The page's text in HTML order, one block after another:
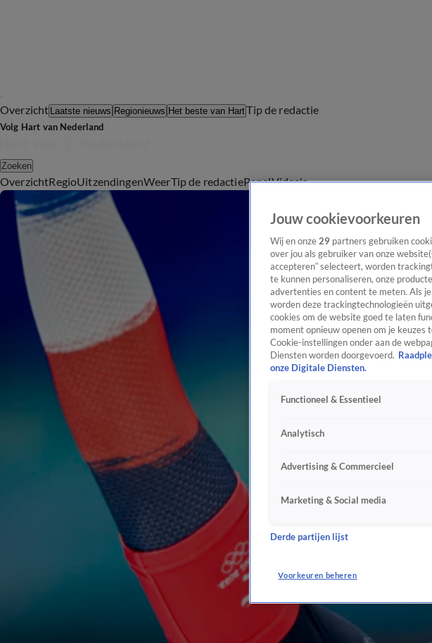
Overzicht Laatste nieuws Regionieuws Het beste van HartTip de redactie
Volg Hart van Nederland
Zoeken
OverzichtRegioUitzendingenWeerTip de redactiePanelVideo's
Jouw cookievoorkeuren
Wij en onze 29 partners gebruiken
over jou als gebruiker van onze
accepteren” selecteert, worden
te kunnen personaliseren, onze
advertenties en content te meten. Als
worden deze trackingtechnologieën
cookies om de website goed te laten
moment opnieuw openen om je
Cookie-instellingen onder aan de
Diensten worden doorgevoerd.
onze Digitale Diensten.
Functioneel & Essentieel
Analytisch
Advertising & Commercieel
Marketing & Social media
Derde partijen lijst
Voorkeuren beheren